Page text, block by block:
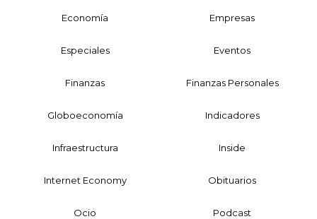
Economía Empresas
Especiales Eventos
Finanzas Finanzas Personales
Globoeconomía Indicadores
Infraestructura Inside
Internet Economy Obituarios
Ocio Podcast